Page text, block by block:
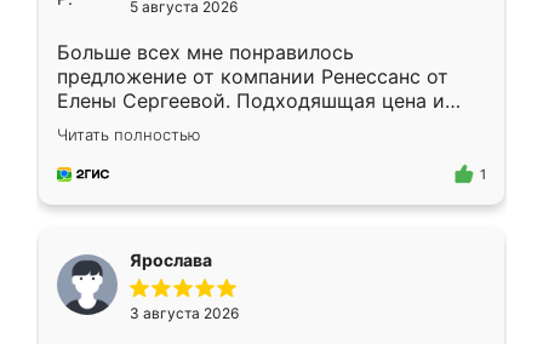
5 августа 2026
Больше всех мне понравилось
предложение от компании Ренессанс от
Елены Сергеевой. Подходяшщая цена и
короткие сроки изготовления. Приехавший
для замера сотрудник Владислав
предложил по моему эскизу самый
Читать полностью
1
Ярослава
3 августа 2026